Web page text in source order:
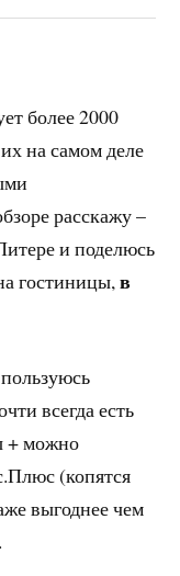
более 2000
на самом деле
расскажу –
и поделюсь
гостиницы,в
всегда есть
+ можно
(копятся
выгоднее чем